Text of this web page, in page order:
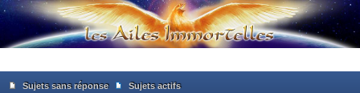
Sujets sans réponse Sujets actifs